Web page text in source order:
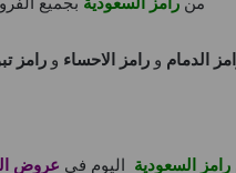
الدمام و رامز الاحساء ورامز
السعودية اليوم فى عروض